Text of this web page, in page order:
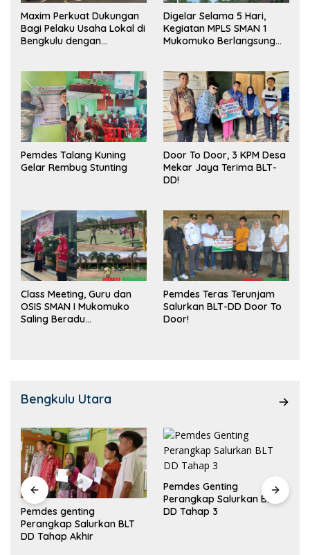
Maxim Perkuat Dukungan
Bagi Pelaku Usaha Lokal di
Bengkulu dengan
Pasar
Digelar Selama 5 Hari,
Kegiatan MPLS SMAN 1
Mukomuko Berlangsung
Pemdes Talang Kuning
Gelar Rembug Stunting
Door To Door, 3 KPM Desa
Mekar Jaya Terima BLT-
DD!
Class Meeting, Guru dan
OSIS SMAN I Mukomuko
Saling Beradu
Pemdes Teras Terunjam
Salurkan BLT-DD Door To
Door!
Bengkulu Utara
Pemdes genting
Perangkap Salurkan BLT
DD Tahap Akhir
Pemdes Genting
Perangkap Salurkan BLT
DD Tahap 3